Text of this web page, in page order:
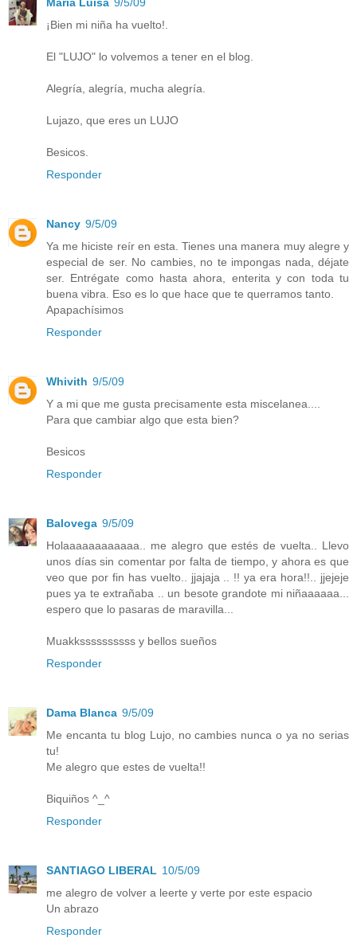
¡Bien mi niña ha vuelto!.
El "LUJO" lo volvemos a tener en el blog.
Alegría, alegría, mucha alegría.
Lujazo, que eres un LUJO
Besicos.
Responder
Nancy 9/5/09
Ya me hiciste reír en esta. Tienes una manera muy alegre y
especial de ser. No cambies, no te impongas nada, déjate
ser. Entrégate como hasta ahora, enterita y con toda tu
buena vibra. Eso es lo que hace que te querramos tanto.
Apapachísimos
Responder
Whivith 9/5/09
Y a mi que me gusta precisamente esta miscelanea....
Para que cambiar algo que esta bien?
Besicos
Responder
Balovega 9/5/09
Holaaaaaaaaaaaa.. me alegro que estés de vuelta.. Llevo
unos días sin comentar por falta de tiempo, y ahora es que
veo que por fin has vuelto.. jjajaja .. !! ya era hora!!.. jjejeje
pues ya te extrañaba .. un besote grandote mi niñaaaaaa...
espero que lo pasaras de maravilla...
Muakkssssssssss y bellos sueños
Responder
Dama Blanca 9/5/09
Me encanta tu blog Lujo, no cambies nunca o ya no serias
tu!
Me alegro que estes de vuelta!!
Biquiños ^_^
Responder
SANTIAGO LIBERAL 10/5/09
me alegro de volver a leerte y verte por este espacio
Un abrazo
Responder